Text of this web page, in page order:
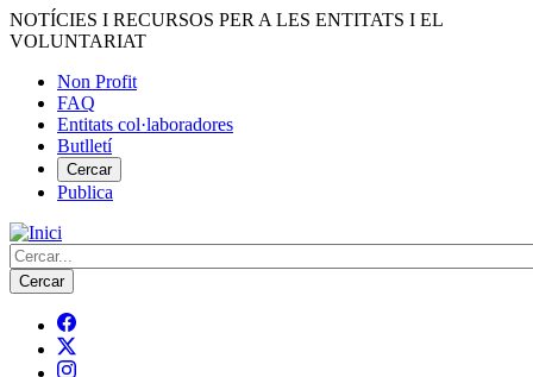
Vés
al
NOTÍCIES I RECURSOS PER A LES ENTITATS I EL
VOLUNTARIAT
Menú
del
compte
d'usuari
Non Profit
FAQ
Entitats col·laboradores
Butlletí
Cercar
Publica
Cerca